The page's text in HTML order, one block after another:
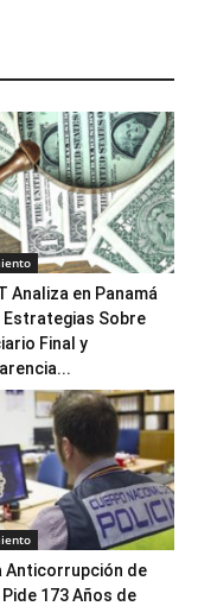
Analiza en Panamá
Estrategias Sobre
Final y
Anticorrupción de
Pide 173 Años de